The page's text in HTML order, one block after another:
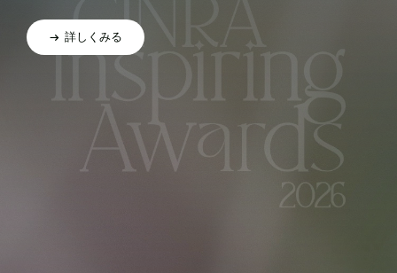
詳しくみる